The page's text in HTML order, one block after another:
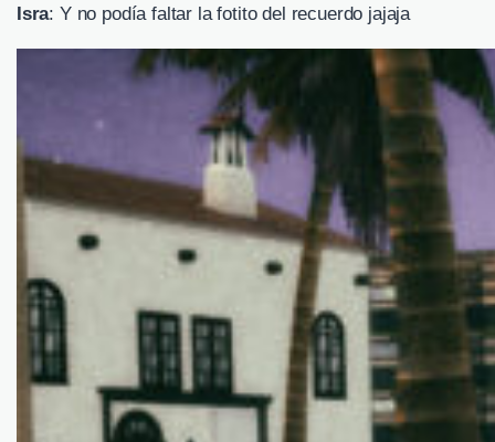
Isra: Y no podía faltar la fotito del recuerdo jajaja